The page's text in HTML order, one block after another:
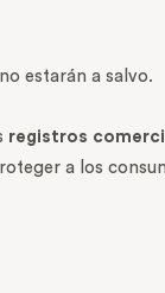
estarán a salvo.
registros
a los